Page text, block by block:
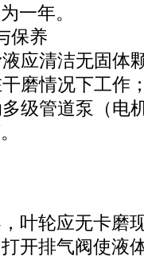
一年。
保养
应清洁无固体
磨情况下工作
级管道泵（电
叶轮应无卡磨
开排气阀使液